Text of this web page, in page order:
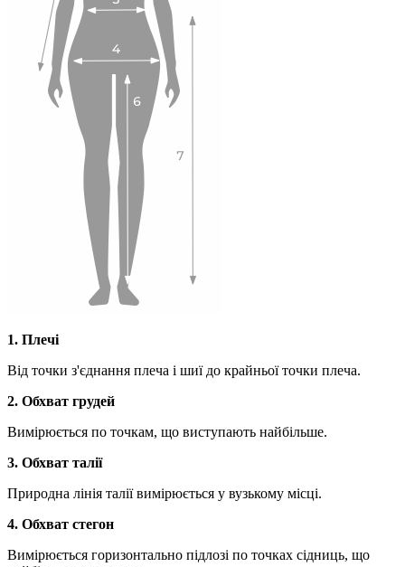
1. Плечі
Від точки з'єднання плеча і шиї до крайньої точки плеча.
2. Обхват грудей
Вимірюється по точкам, що виступають найбільше.
3. Обхват талії
Природна лінія талії вимірюється у вузькому місці.
4. Обхват стегон
Вимірюється горизонтально підлозі по точках сідниць, що